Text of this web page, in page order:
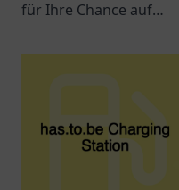
für Ihre Chance auf
Sie mit uns und